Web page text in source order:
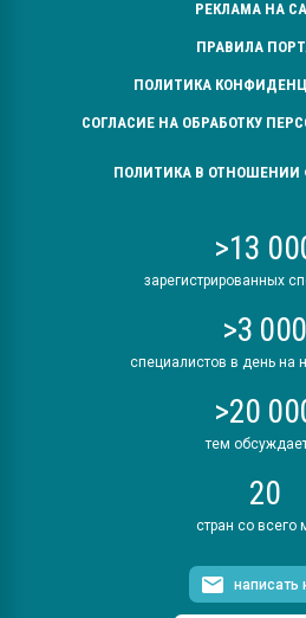
РЕКЛАМА НА
ПРАВИЛА
ПОЛИТИКА
СОГЛАСИЕ НА ОБРАБОТКУ
ПОЛИТИКА В ОТНОШЕНИИ
>13
зарегистрированных
>3 000
специалистов в день на
>20
тем
20
стран со всего
написать